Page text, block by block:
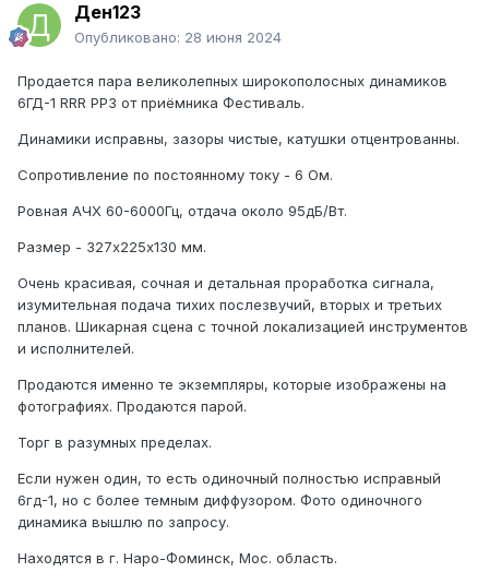
Ден123
Опубликовано: 28 июня 2024
Продается пара великолепных широкополосных динамиков
6ГД-1 RRR РРЗ от приёмника Фестиваль.
Динамики исправны, зазоры чистые, катушки отцентрованны.
Сопротивление по постоянному току - 6 Ом.
Ровная АЧХ 60-6000Гц, отдача около 95дБ/Вт.
Размер - 327х225х130 мм.
Очень красивая, сочная и детальная проработка сигнала,
изумительная подача тихих послезвучий, вторых и третьих
планов. Шикарная сцена с точной локализацией инструментов
и исполнителей.
Продаются именно те экземпляры, которые изображены на
фотографиях. Продаются парой.
Торг в разумных пределах.
Если нужен один, то есть одиночный полностью исправный
6гд-1, но с более темным диффузором. Фото одиночного
динамика вышлю по запросу.
Находятся в г. Наро-Фоминск, Мос. область.